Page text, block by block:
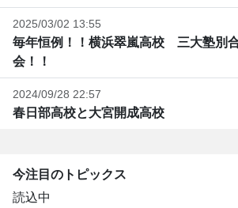
2025/03/02 13:55
毎年恒例！！横浜翠嵐高校 三大塾別
会！！
2024/09/28 22:57
春日部高校と大宮開成高校
今注目のトピックス
読込中